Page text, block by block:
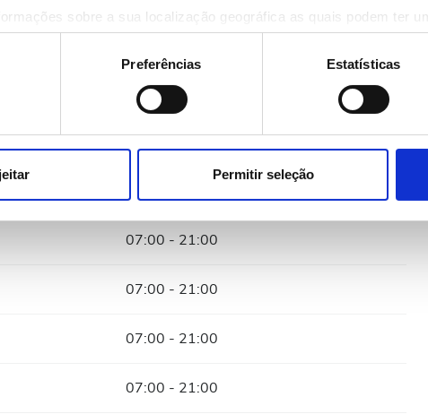
sobre a sua localização geográfica as quais podem ter
dispositivo analisando de forma ativa as características
os seus dados pessoais são processados e defina as suas
o seu consentimento a qualquer momento da Declaração de
informações acerca da sua utilização do site com os
que as podem combinar com outras informações que lhes
Preferências Estatísticas
Permitir seleção
07:00 - 21:00
07:00 - 21:00
07:00 - 21:00
07:00 - 21:00
07:00 - 21:00